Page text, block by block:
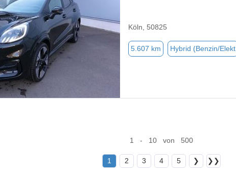
Köln, 50825
5.607 km Hybrid (Benzin/Elekt
1 - 10 von 500
1 2 3 4 5 ❯ ❯❯